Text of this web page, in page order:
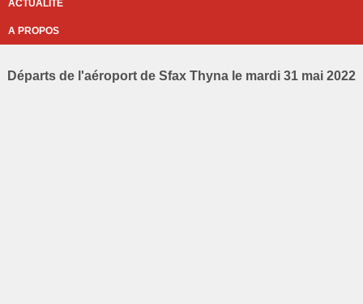
ACTUALITÉ
A PROPOS
Départs de l'aéroport de Sfax Thyna le mardi 31 mai 2022